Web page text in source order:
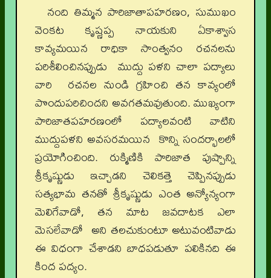
నంది తిమ్మన పారిజాతాపహరణం, సుముఖం
వెంకట కృష్ణప్ప నాయకుని ఏకాశ్వాస
కావ్యమయిన రాధికా సాంత్వనం రచనలను
పరిశీలించినప్పుడు ముద్దు పళని చాలా పద్యాలు
వారి రచనల నుండి గ్రహించి తన కావ్యంలో
పొందుపరిచిందని అవగతమవుతుంది. ముఖ్యంగా
పారిజాతపహరణంలో పద్యాలవంటి వాటిని
ముద్దుపళని అవసరమయిన కొన్ని సందర్భాలలో
ప్రయోగించింది. రుక్మిణికి పారిజాత పుష్పాన్ని
శ్రీకృష్ణుడు ఇచ్చాడని చెలికత్తె చెప్పినప్పుడు
సత్యభామ తనతో శ్రీకృష్ణుడు ఎంత అన్యోన్యంగా
మెలిగేవాడో, తన మాట జవదాటక ఎలా
మెసలేవాడో అని తలచుకుంటూ అటువంటివాడు
ఈ విధంగా చేశాడని బాధపడుతూ పలికినది ఈ
కింద పద్యం.